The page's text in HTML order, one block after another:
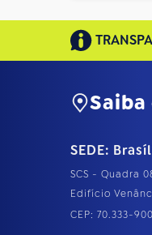
Saiba
SEDE:
SCS - Quadra
Edifício
CEP: 70.333-900